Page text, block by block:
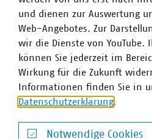
Starkregenkarten
Positionspapier
Positionspapier
zu wachsendem
eine zukunftsfeste
und dienen zur Auswertung
Web-Angebotes. Zur
wir die Dienste von YouTube.
können Sie jederzeit im
Wirkung für die Zukunft
Informationen finden Sie in
Datenschutzerklärung.
Notwendige Cookies